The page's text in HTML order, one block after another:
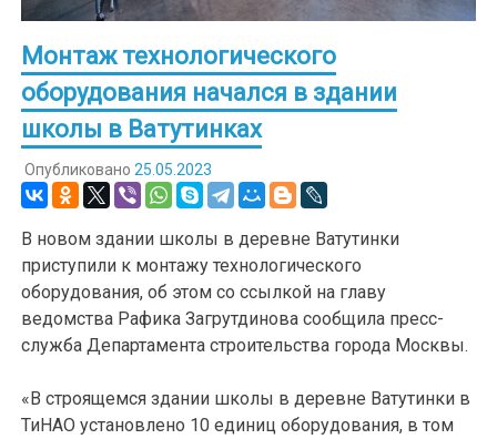
Монтаж технологического
оборудования начался в здании
школы в Ватутинках
Опубликовано 25.05.2023
В новом здании школы в деревне Ватутинки
приступили к монтажу технологического
оборудования, об этом со ссылкой на главу
ведомства Рафика Загрутдинова сообщила пресс-
служба Департамента строительства города Москвы.
«В строящемся здании школы в деревне Ватутинки в
ТиНАО установлено 10 единиц оборудования, в том